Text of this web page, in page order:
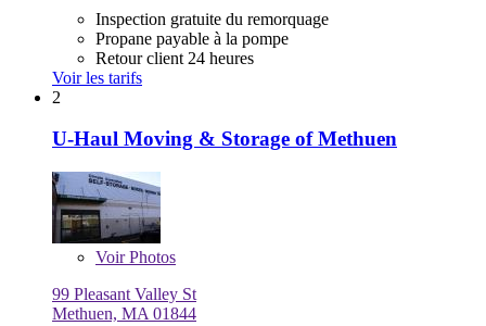
Inspection gratuite du remorquage
Propane payable à la pompe
Retour client 24 heures
Voir les tarifs
2
U-Haul Moving & Storage of Methuen
VoirPhotos
99 Pleasant Valley St
Methuen, MA 01844